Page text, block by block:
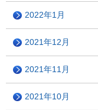
2022年1月
2021年12月
2021年11月
2021年10月